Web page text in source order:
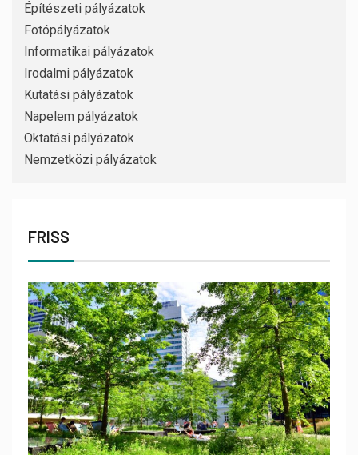
Építészeti pályázatok
Fotópályázatok
Informatikai pályázatok
Irodalmi pályázatok
Kutatási pályázatok
Napelem pályázatok
Oktatási pályázatok
Nemzetközi pályázatok
FRISS